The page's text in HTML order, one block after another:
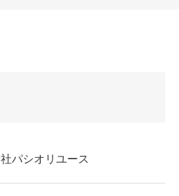
パシオリユース